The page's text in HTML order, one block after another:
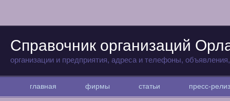
Справочник организаций
организации и предприятия, адреса и телефоны,
главная фирмы статьи пресс-